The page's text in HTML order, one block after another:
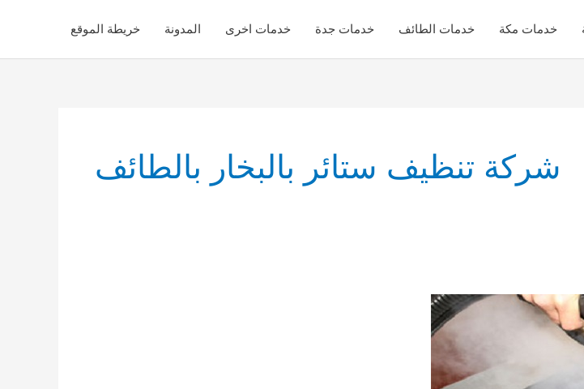
خدمات مكة خدمات الطائف خدمات جدة خدمات اخرى المدونة خريطة الموقع
شركة تنظيف ستائر بالبخار بالطائف